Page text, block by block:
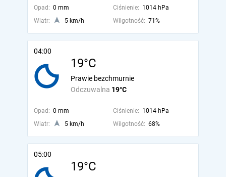
Opad: 0 mm Ciśnienie: 1014 hPa
Wiatr:
5 km/h Wilgotność: 71%
04:00
19°C
Odczuwalna 19°C
Prawie bezchmurnie
Opad: 0 mm Ciśnienie: 1014 hPa
Wiatr:
5 km/h Wilgotność: 68%
05:00
19°C